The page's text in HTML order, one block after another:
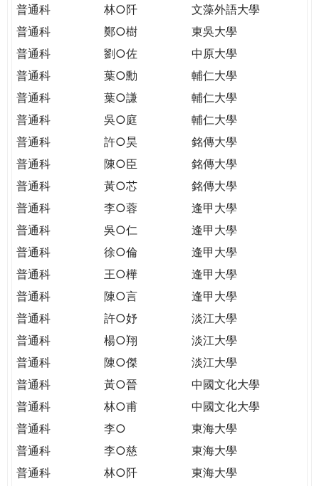
THE
PATH
CITIZENSHIP
普通科
林○阡
文藻外語大學
普通科
鄭○樹
東吳大學
普通科
劉○佐
中原大學
普通科
葉○勳
輔仁大學
普通科
葉○謙
輔仁大學
普通科
吳○庭
輔仁大學
普通科
許○昊
銘傳大學
普通科
陳○臣
銘傳大學
普通科
黃○芯
銘傳大學
普通科
李○蓉
逢甲大學
普通科
吳○仁
逢甲大學
普通科
徐○倫
逢甲大學
普通科
王○樺
逢甲大學
普通科
陳○言
逢甲大學
普通科
許○妤
淡江大學
普通科
楊○翔
淡江大學
普通科
陳○傑
淡江大學
普通科
黃○晉
中國文化大學
普通科
林○甫
中國文化大學
普通科
李○
東海大學
普通科
李○慈
東海大學
普通科
林○阡
東海大學